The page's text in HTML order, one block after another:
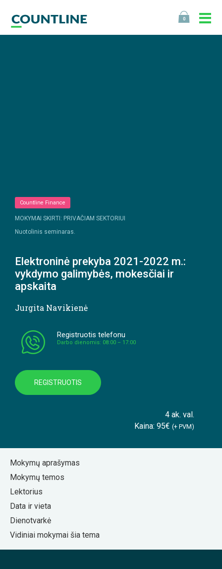
0
Countline Finance
MOKYMAI SKIRTI: PRIVAČIAM SEKTORIUI
Nuotolinis seminaras.
Elektroninė prekyba 2021-2022 m.:
vykdymo galimybės, mokesčiai ir
apskaita
Jurgita Navikienė
Registruotis telefonu
Darbo dienomis: 08:00 – 17:00
REGISTRUOTIS
4 ak. val.
Kaina: 95€ (+ PVM)
Mokymų aprašymas
Mokymų temos
Lektorius
Data ir vieta
Dienotvarkė
Vidiniai mokymai šia tema